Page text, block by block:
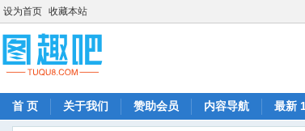
设为首页 收藏本站
首 页 关于我们 赞助会员 内容导航 最新